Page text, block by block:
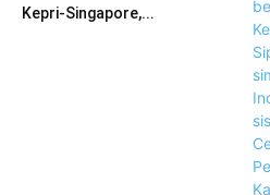
Kepri-Singapore,...